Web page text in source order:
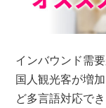
インバウンド需
国人観光客が増
ど多言語対応で